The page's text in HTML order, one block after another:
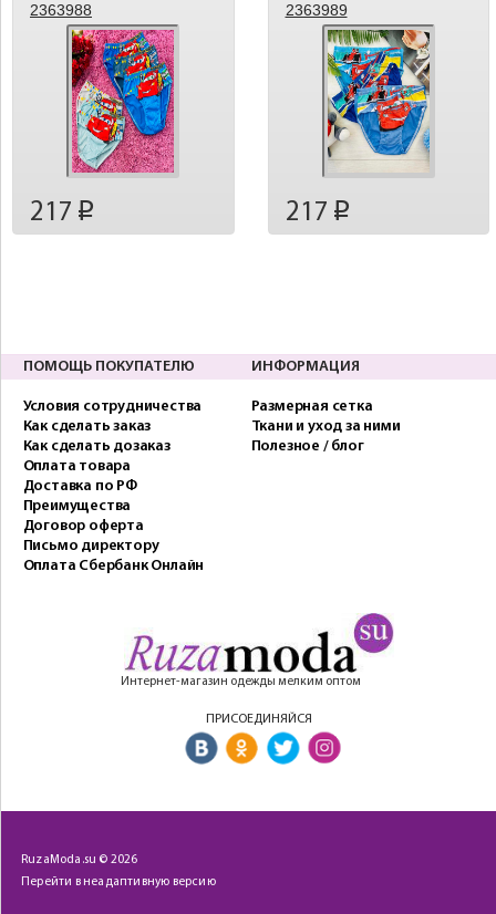
2363988
217 p
2363989
217 p
ПОМОЩЬ ПОКУПАТЕЛЮ
Условия сотрудничества
Как сделать заказ
Как сделать дозаказ
Оплата товара
Доставка по РФ
Преимущества
Договор оферта
Письмо директору
Оплата Сбербанк Онлайн
ИНФОРМАЦИЯ
Размерная сетка
Ткани и уход за ними
Полезное / блог
Интернет-магазин одежды мелким оптом
ПРИСОЕДИНЯЙСЯ
RuzaModa.su © 2026
Перейти в неадаптивную версию